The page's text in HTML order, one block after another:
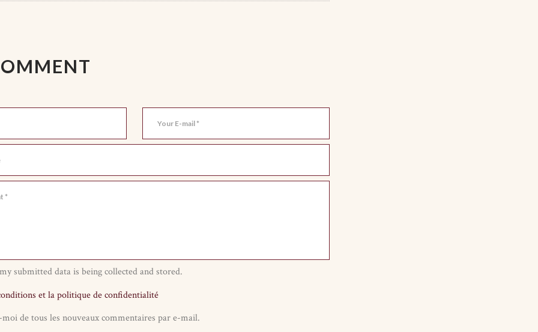
submitted data is being collected and stored.
et la politique de confidentialité
moi de tous les nouveaux commentaires par e-mail.